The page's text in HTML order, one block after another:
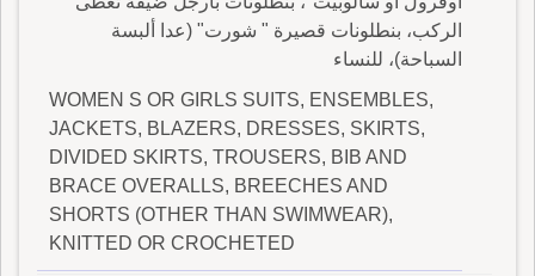
الركب، بنطلونات قصيرة " شورت" (عدا ألبسة
السباحة)، للنساء
WOMEN S OR GIRLS SUITS, ENSEMBLES,
JACKETS, BLAZERS, DRESSES, SKIRTS,
DIVIDED SKIRTS, TROUSERS, BIB AND
BRACE OVERALLS, BREECHES AND
SHORTS (OTHER THAN SWIMWEAR),
KNITTED OR CROCHETED